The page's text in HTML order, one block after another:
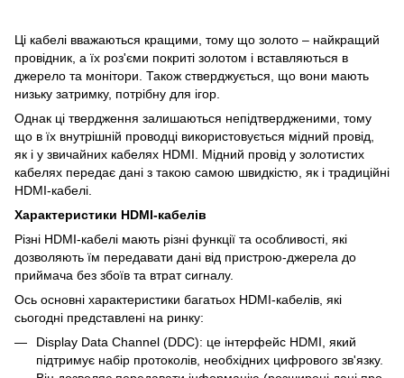
Ці кабелі вважаються кращими, тому що золото – найкращий
провідник, а їх роз'єми покриті золотом і вставляються в
джерело та монітори. Також стверджується, що вони мають
низьку затримку, потрібну для ігор.
Однак ці твердження залишаються непідтвердженими, тому
що в їх внутрішній проводці використовується мідний провід,
як і у звичайних кабелях HDMI. Мідний провід у золотистих
кабелях передає дані з такою самою швидкістю, як і традиційні
HDMI-кабелі.
Характеристики HDMI-кабелів
Різні HDMI-кабелі мають різні функції та особливості, які
дозволяють їм передавати дані від пристрою-джерела до
приймача без збоїв та втрат сигналу.
Ось основні характеристики багатьох HDMI-кабелів, які
сьогодні представлені на ринку:
Display Data Channel (DDC): це інтерфейс HDMI, який
підтримує набір протоколів, необхідних цифрового зв'язку.